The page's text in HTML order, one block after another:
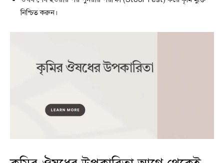
নিশ্চিত করুন।